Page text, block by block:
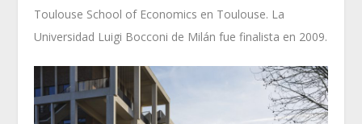
Toulouse School of Economics en Toulouse. La
Universidad Luigi Bocconi de Milán fue finalista en 2009.